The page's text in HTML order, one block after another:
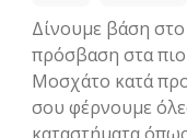
Δίνουμε βάση στο
πρόσβαση στα
Μοσχάτο κατά
σου φέρνουμε